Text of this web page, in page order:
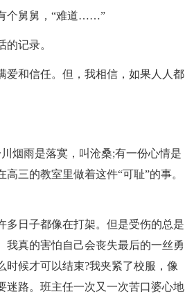
个舅舅，“难道……”
记录。
爱和信任。但，我相信，如果人人都
烟雨是落寞，叫沧桑;有一份心情是
三的教室里做着这件“可耻”的事。
多日子都像在打架。但是受伤的总是
真的害怕自己会丧失最后的一丝勇
候才可以结束?我夹紧了校服，像
迷路。班主任一次又一次苦口婆心地